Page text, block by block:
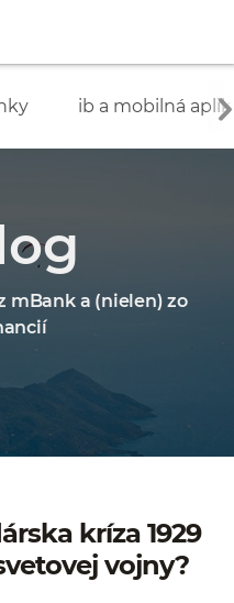
ib a mobilná
mBank a (nielen) zo
kríza 1929
vojny?